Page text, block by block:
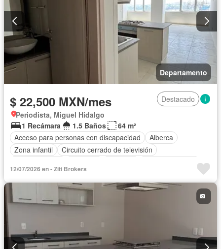
Departamento
$ 22,500 MXN/mes
Destacado
Periodista, Miguel Hidalgo
1 Recámara
1.5 Baños
64 m²
Acceso para personas con discapacidad
Alberca
Zona infantil
Circuito cerrado de televisión
Gas natural
Gimnasio
Vista panorámica
Sin amueblar
12/07/2026 en - Ziti Brokers